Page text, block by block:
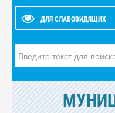
ДЛЯ СЛАБОВИДЯЩИХ